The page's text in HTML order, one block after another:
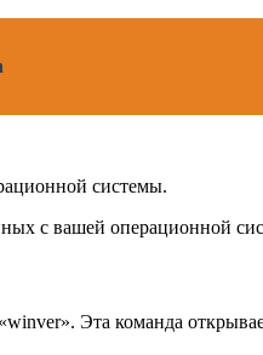
системы.
с вашей операционной
Эта команда